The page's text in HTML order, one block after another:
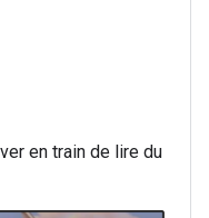
en train de lire du